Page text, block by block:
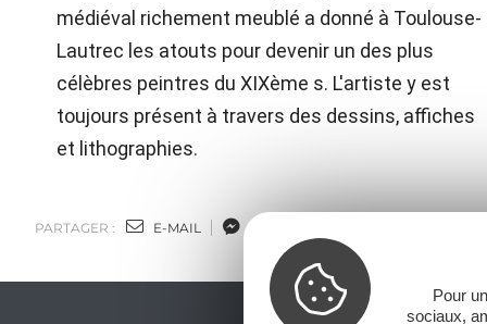
médiéval richement meublé a donné à Toulouse-
Lautrec les atouts pour devenir un des plus
célèbres peintres du XIXème s. L'artiste y est
toujours présent à travers des dessins, affiches
et lithographies.
PARTAGER : E-MAIL MESSENGER
Pour
sociaux,